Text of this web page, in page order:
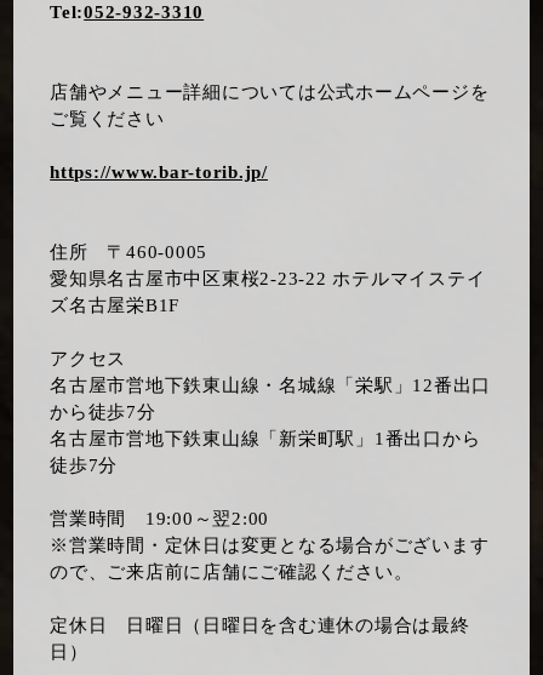
Tel:052-932-3310
店舗やメニュー詳細については公式ホームページを
ご覧ください
https://www.bar-torib.jp/
住所 〒460-0005
愛知県名古屋市中区東桜2-23-22 ホテルマイステイ
ズ名古屋栄B1F
アクセス
名古屋市営地下鉄東山線・名城線「栄駅」12番出口
から徒歩7分
名古屋市営地下鉄東山線「新栄町駅」1番出口から
徒歩7分
営業時間 19:00～翌2:00
※営業時間・定休日は変更となる場合がございます
ので、ご来店前に店舗にご確認ください。
定休日 日曜日（日曜日を含む連休の場合は最終
日）